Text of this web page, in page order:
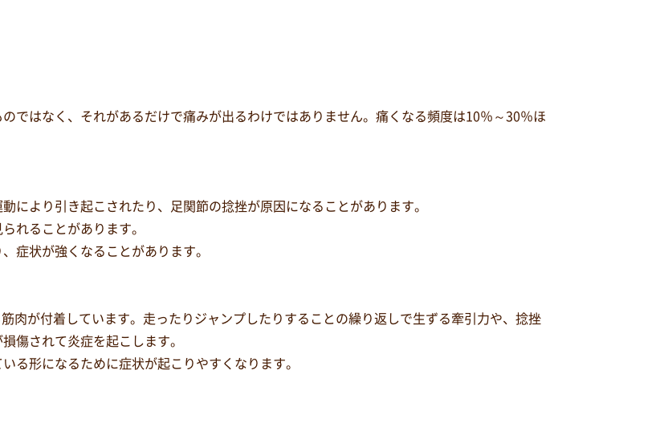
ではなく、それがあるだけで痛みが出るわけではありません。痛くなる頻度は10％～30％ほ
により引き起こされたり、足関節の捻挫が原因になることがあります。
れることがあります。
症状が強くなることがあります。
肉が付着しています。走ったりジャンプしたりすることの繰り返しで生ずる牽引力や、捻挫
傷されて炎症を起こします。
る形になるために症状が起こりやすくなります。